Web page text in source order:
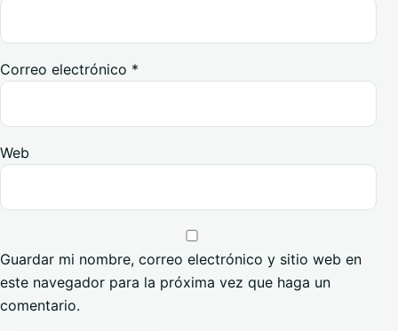
Correo electrónico *
Web
Guardar mi nombre, correo electrónico y sitio web en
este navegador para la próxima vez que haga un
comentario.